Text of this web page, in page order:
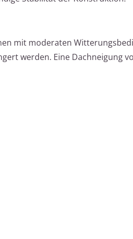
mit moderaten
werden. Eine Dachneigung